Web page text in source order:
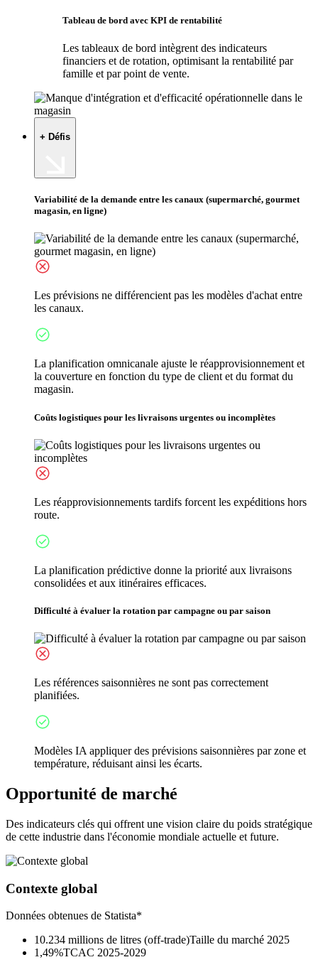
Tableau de bord avec KPI de rentabilité
Les tableaux de bord intègrent des indicateurs
financiers et de rotation, optimisant la rentabilité par
famille et par point de vente.
+ Défis
Variabilité de la demande entre les canaux (supermarché, gourmet
magasin, en ligne)
Les prévisions ne différencient pas les modèles d'achat entre
les canaux.
La planification omnicanale ajuste le réapprovisionnement et
la couverture en fonction du type de client et du format du
magasin.
Coûts logistiques pour les livraisons urgentes ou incomplètes
Les réapprovisionnements tardifs forcent les expéditions hors
route.
La planification prédictive donne la priorité aux livraisons
consolidées et aux itinéraires efficaces.
Difficulté à évaluer la rotation par campagne ou par saison
Les références saisonnières ne sont pas correctement
planifiées.
Modèles IA appliquer des prévisions saisonnières par zone et
température, réduisant ainsi les écarts.
Opportunité de marché
Des indicateurs clés qui offrent une vision claire du poids stratégique
de cette industrie dans l'économie mondiale actuelle et future.
Contexte global
Données obtenues de Statista*
10.234 millions de litres (off-trade)Taille du marché 2025
1,49%TCAC 2025-2029